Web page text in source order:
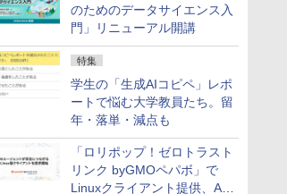
のためのデータサイエンス入
門」リニューアル開講
特集
学生の「生成AIコピペ」レポ
ートで悩む大学教員たち。留
年・落単・減点も
「ロリポップ！ゼロトラスト
リンク byGMOペパボ」で
Linuxクライアント提供、AI